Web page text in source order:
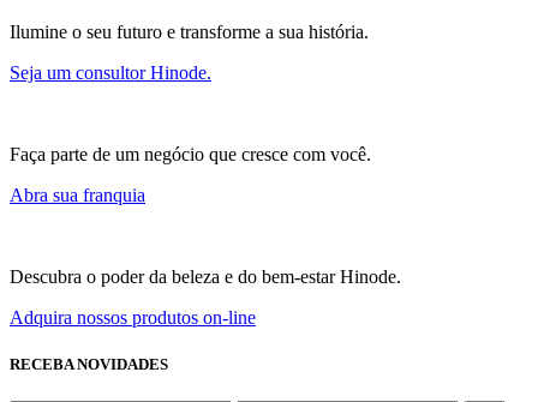
Ilumine o seu futuro e transforme a sua história.
Seja um consultor Hinode.
Faça parte de um negócio que cresce com você.
Abra sua franquia
Descubra o poder da beleza e do bem-estar Hinode.
Adquira nossos produtos on-line
RECEBA NOVIDADES